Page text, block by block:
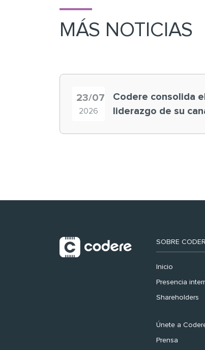
MÁS NOTICIAS
23/07
2026
Codere consolida
liderazgo de su
SOBRE
Inicio
Presencia
Shareholders
Únete a
Prensa